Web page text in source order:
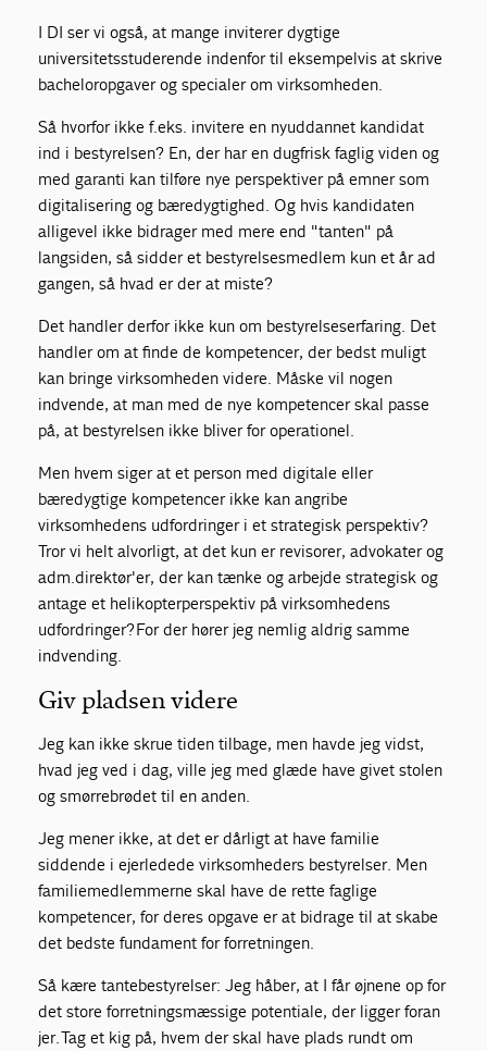
I DI ser vi også, at mange inviterer dygtige
universitetsstuderende indenfor til eksempelvis at skrive
bacheloropgaver og specialer om virksomheden.
Så hvorfor ikke f.eks. invitere en nyuddannet kandidat
ind i bestyrelsen? En, der har en dugfrisk faglig viden og
med garanti kan tilføre nye perspektiver på emner som
digitalisering og bæredygtighed. Og hvis kandidaten
alligevel ikke bidrager med mere end "tanten" på
langsiden, så sidder et bestyrelsesmedlem kun et år ad
gangen, så hvad er der at miste?
Det handler derfor ikke kun om bestyrelseserfaring. Det
handler om at finde de kompetencer, der bedst muligt
kan bringe virksomheden videre. Måske vil nogen
indvende, at man med de nye kompetencer skal passe
på, at bestyrelsen ikke bliver for operationel.
Men hvem siger at et person med digitale eller
bæredygtige kompetencer ikke kan angribe
virksomhedens udfordringer i et strategisk perspektiv?
Tror vi helt alvorligt, at det kun er revisorer, advokater og
adm.direktør'er, der kan tænke og arbejde strategisk og
antage et helikopterperspektiv på virksomhedens
udfordringer? For der hører jeg nemlig aldrig samme
indvending.
Giv pladsen videre
Jeg kan ikke skrue tiden tilbage, men havde jeg vidst,
hvad jeg ved i dag, ville jeg med glæde have givet stolen
og smørrebrødet til en anden.
Jeg mener ikke, at det er dårligt at have familie
siddende i ejerledede virksomheders bestyrelser. Men
familiemedlemmerne skal have de rette faglige
kompetencer, for deres opgave er at bidrage til at skabe
det bedste fundament for forretningen.
Så kære tantebestyrelser: Jeg håber, at I får øjnene op for
det store forretningsmæssige potentiale, der ligger foran
jer. Tag et kig på, hvem der skal have plads rundt om